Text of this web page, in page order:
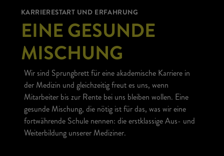
KARRIERESTART UND ERFAHRUNG
EINE GESUNDE
MISCHUNG
Wir sind Sprungbrett für eine akademische Karriere in
der Medizin und gleichzeitig freut es uns, wenn
Mitarbeiter bis zur Rente bei uns bleiben wollen. Eine
gesunde Mischung, die nötig ist für das, was wir eine
fortwährende Schule nennen: die erstklassige Aus- und
Weiterbildung unserer Mediziner.